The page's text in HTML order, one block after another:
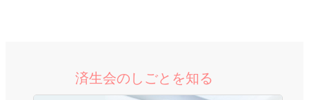
済生会のしごとを知る